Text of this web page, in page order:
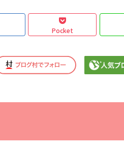
Pocket